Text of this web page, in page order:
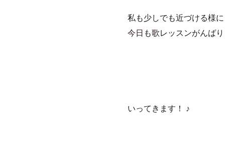
私も少しでも近づける様
今日も歌レッスンがんば
いってきます！ ♪